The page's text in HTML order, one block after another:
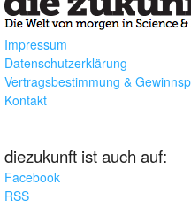
Impressum
Datenschutzerklärung
Vertragsbestimmung &
Kontakt
diezukunft ist auch auf:
Facebook
RSS